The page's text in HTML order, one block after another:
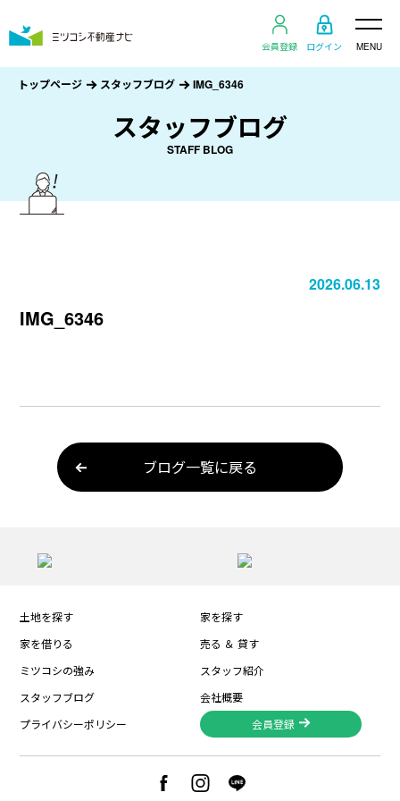
会員登録 ログイン MENU
スタッフブログ
STAFF BLOG
トップページ スタッフブログ IMG_6346
2026.06.13
IMG_6346
ブログ一覧に戻る
土地を探す
家を探す
家を借りる
売る ＆ 貸す
ミツコシの強み
スタッフ紹介
スタッフブログ
会社概要
プライバシーポリシー
会員登録